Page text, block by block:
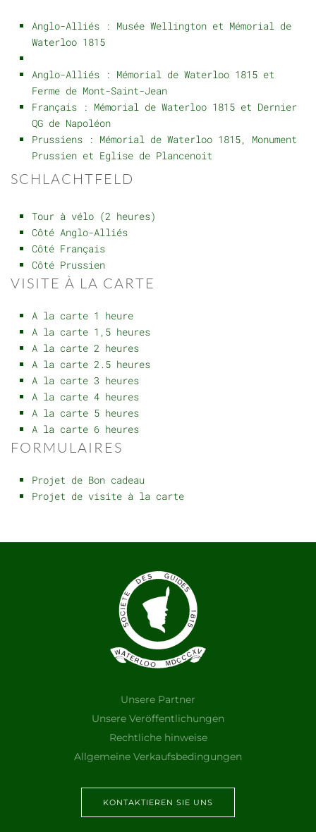
Anglo-Alliés : Musée Wellington et Mémorial de
Waterloo 1815
Anglo-Alliés : Mémorial de Waterloo 1815 et
Ferme de Mont-Saint-Jean
Français : Mémorial de Waterloo 1815 et Dernier
QG de Napoléon
Prussiens : Mémorial de Waterloo 1815, Monument
Prussien et Eglise de Plancenoit
SCHLACHTFELD
Tour à vélo (2 heures)
Côté Anglo-Alliés
Côté Français
Côté Prussien
VISITE À LA CARTE
A la carte 1 heure
A la carte 1,5 heures
A la carte 2 heures
A la carte 2.5 heures
A la carte 3 heures
A la carte 4 heures
A la carte 5 heures
A la carte 6 heures
FORMULAIRES
Projet de Bon cadeau
Projet de visite à la carte
Unsere Partner
Unsere Veröffentlichungen
Rechtliche hinweise
Allgemeine Verkaufsbedingungen
KONTAKTIEREN SIE UNS